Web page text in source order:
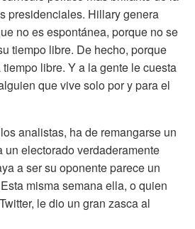
presidenciales. Hillary genera
no es espontánea, porque no se
tiempo libre. De hecho, porque
libre. Y a la gente le cuesta
que vive solo por y para el
analistas, ha de remangarse un
electorado verdaderamente
a ser su oponente parece un
misma semana ella, o quien
le dio un gran zasca al